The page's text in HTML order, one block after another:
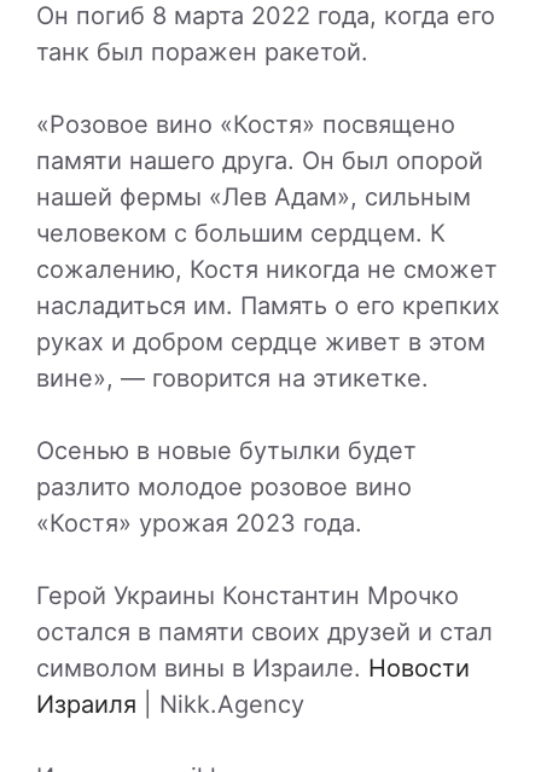
Он погиб 8 марта 2022 года, когда его
танк был поражен ракетой.
«Розовое вино «Костя» посвящено
памяти нашего друга. Он был опорой
нашей фермы «Лев Адам», сильным
человеком с большим сердцем. К
сожалению, Костя никогда не сможет
насладиться им. Память о его крепких
руках и добром сердце живет в этом
вине», — говорится на этикетке.
Осенью в новые бутылки будет
разлито молодое розовое вино
«Костя» урожая 2023 года.
Герой Украины Константин Мрочко
остался в памяти своих друзей и стал
символом вины в Израиле. Новости
Израиля | Nikk.Agency